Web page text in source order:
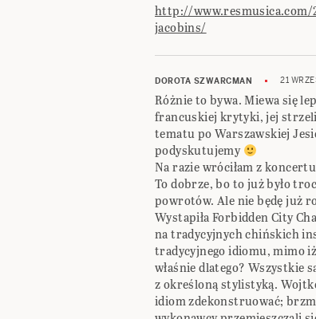
http://www.resmusica.com/
jacobins/
DOROTA SZWARCMAN 21
Różnie to bywa. Miewa się
francuskiej krytyki, jej
tematu po Warszawskiej
podyskutujemy
Na razie wróciłam z
To dobrze, bo to już było
powrotów. Ale nie będę już
Wystapiła Forbidden City
na tradycyjnych chińskich
tradycyjnego idiomu, mimo
właśnie dlatego? Wszystkie
z określoną stylistyką.
idiom zdekonstruować;